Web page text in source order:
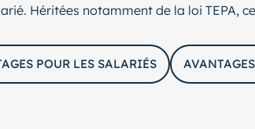
Héritées notamment de la loi TEPA,
POUR LES SALARIÉS